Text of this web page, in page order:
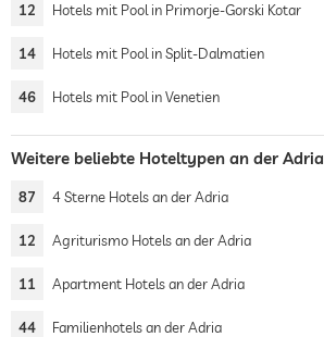
12 Hotels mit Pool in Primorje-Gorski Kotar
14 Hotels mit Pool in Split-Dalmatien
46 Hotels mit Pool in Venetien
Weitere beliebte Hoteltypen an der Adria
87 4 Sterne Hotels an der Adria
12 Agriturismo Hotels an der Adria
11 Apartment Hotels an der Adria
44 Familienhotels an der Adria